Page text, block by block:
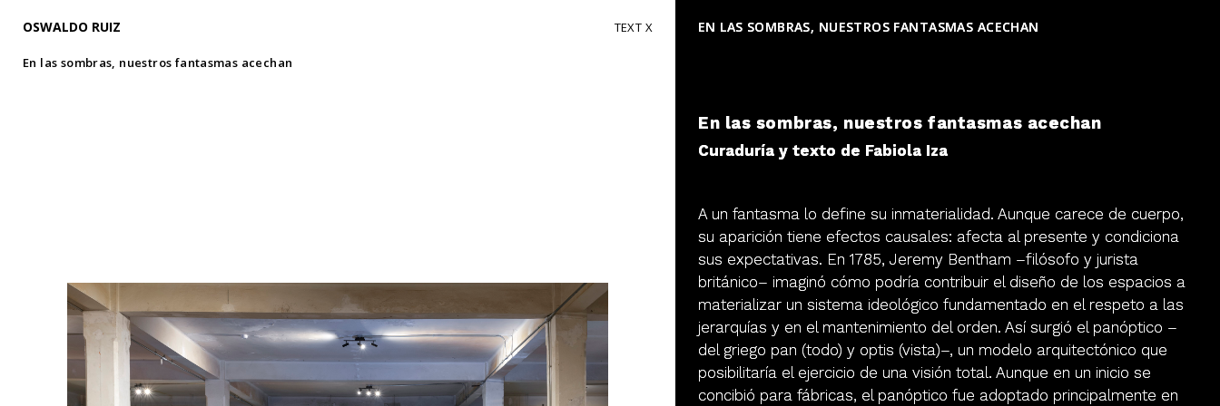
OSWALDO RUIZ TEXT
En las sombras, nuestros fantasmas acechan
EN LAS SOMBRAS, NUESTROS FANTASMAS ACECHAN
En las sombras, nuestros fantasmas acechan
Curaduría y texto de Fabiola Iza
A un fantasma lo define su inmaterialidad. Aunque carece de cuerpo,
su aparición tiene efectos causales: afecta al presente y condiciona
sus expectativas. En 1785, Jeremy Bentham –filósofo y jurista
británico– imaginó cómo podría contribuir el diseño de los espacios a
materializar un sistema ideológico fundamentado en el respeto a las
jerarquías y en el mantenimiento del orden. Así surgió el panóptico –
del griego pan (todo) y optis (vista)–, un modelo arquitectónico que
posibilitaría el ejercicio de una visión total. Aunque en un inicio se
concibió para fábricas, el panóptico fue adoptado principalmente en